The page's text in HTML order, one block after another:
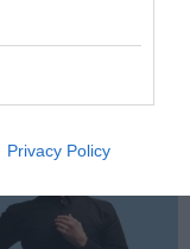
Privacy Policy